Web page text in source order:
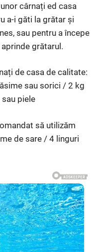
cârnați ed casa
a-i găti la grătar și
sau pentru a începe
grătarul.
de casa de calitate:
sau sorici / 2 kg
piele
să utilizăm
de sare / 4 linguri